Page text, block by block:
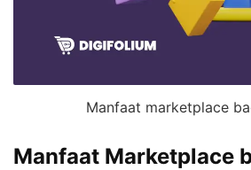
Manfaat marketplace
Manfaat Marketplace